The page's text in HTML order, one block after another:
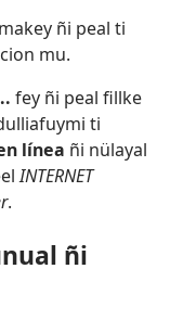
ñi peal ti
mu.
fey ñi peal fillke
ti
línea ñi nülayal
INTERNET
.
ñi